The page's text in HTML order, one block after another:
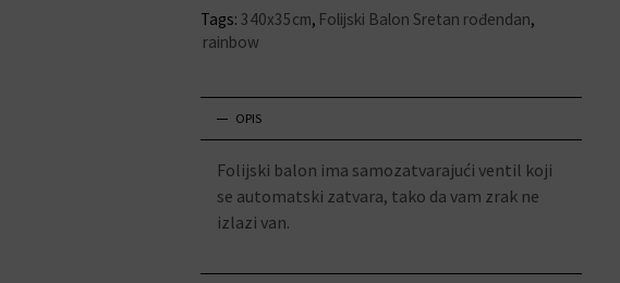
Tags: 340x35cm, Folijski Balon Sretan rođendan,
rainbow
OPIS
Folijski balon ima samozatvarajući ventil koji
se automatski zatvara, tako da vam zrak ne
izlazi van.